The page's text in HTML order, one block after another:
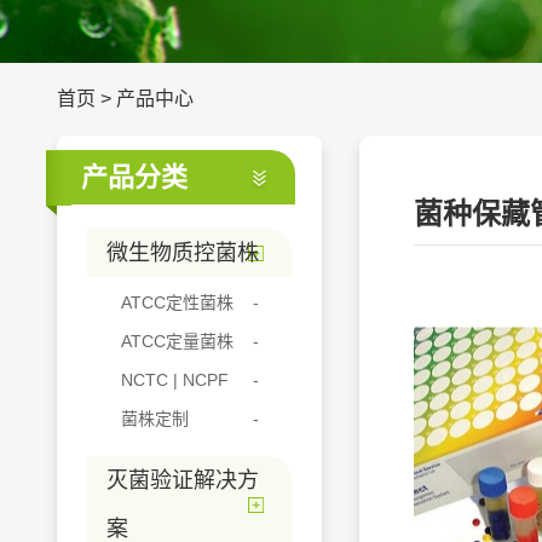
首页 > 产品中心
产品分类
微生物质控菌株
ATCC定性菌株
ATCC定量菌株
NCTC | NCPF
菌株定制
灭菌验证解决方
案
菌种保藏